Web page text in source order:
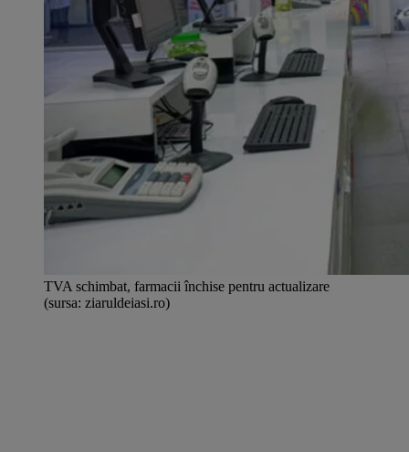
TVA schimbat, farmacii închise pentru actualizare
(sursa: ziaruldeiasi.ro)